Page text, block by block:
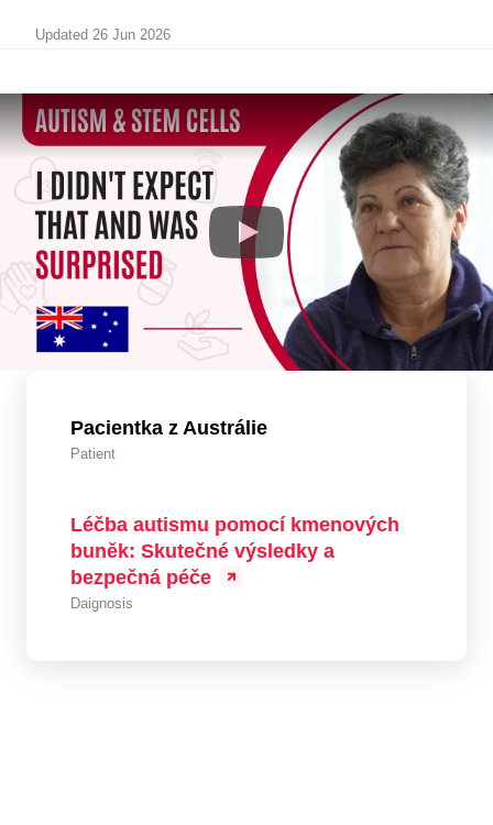
Updated 26 Jun 2026
Pacientka z Austrálie
Patient
Léčba autismu pomocí kmenových
buněk: Skutečné výsledky a
bezpečná péče
Daignosis